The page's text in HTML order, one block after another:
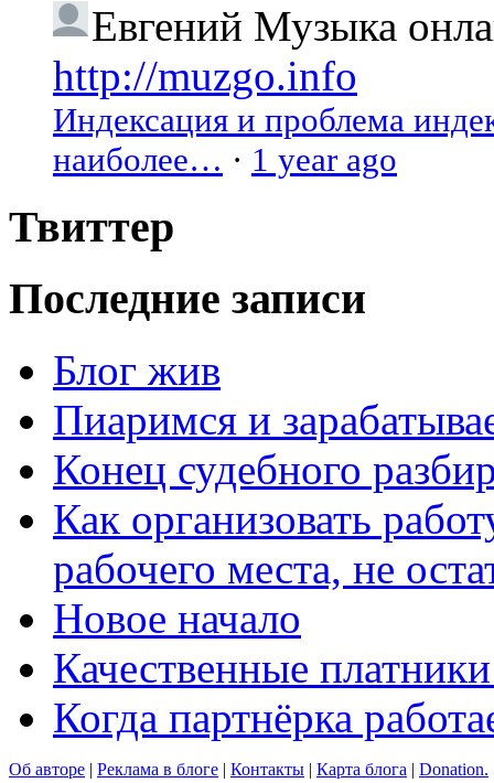
Евгений Музыка
http://muzgo.info
Индексация и проблема
наиболее… · 1 year ago
Твиттер
Последние записи
Блог жив
Пиаримся и
Конец судебного
Как организовать
рабочего места, не
Новое начало
Качественные
Когда партнёрка
Об авторе | Реклама в блоге | Контакты | Карта блога | Donation.